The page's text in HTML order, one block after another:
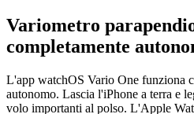
Variometro
completamente
L'app watchOS Vario One funziona
autonomo. Lascia l'iPhone a terra e
volo importanti al polso. L'Apple